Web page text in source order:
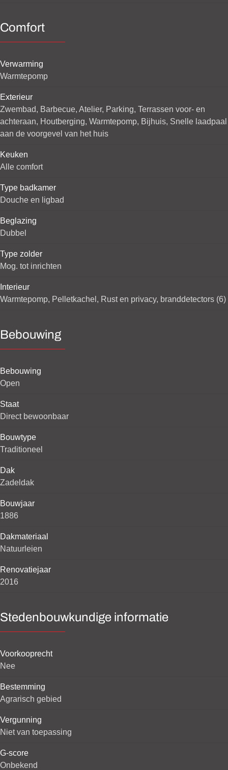
Comfort
Verwarming
Warmtepomp
Exterieur
Zwembad, Barbecue, Atelier, Parking, Terrassen voor- en
achteraan, Houtberging, Warmtepomp, Bijhuis, Snelle laadpaal
aan de voorgevel van het huis
Keuken
Alle comfort
Type badkamer
Douche en ligbad
Beglazing
Dubbel
Type zolder
Mog. tot inrichten
Interieur
Warmtepomp, Pelletkachel, Rust en privacy, branddetectors (6)
Bebouwing
Bebouwing
Open
Staat
Direct bewoonbaar
Bouwtype
Traditioneel
Dak
Zadeldak
Bouwjaar
1886
Dakmateriaal
Natuurleien
Renovatiejaar
2016
Stedenbouwkundige informatie
Voorkooprecht
Nee
Bestemming
Agrarisch gebied
Vergunning
Niet van toepassing
G-score
Onbekend